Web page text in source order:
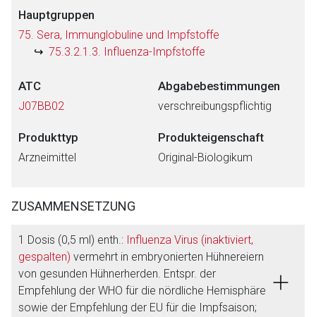
Hauptgruppen
75. Sera, Immunglobuline und Impfstoffe
75.3.2.1.3. Influenza-Impfstoffe
ATC
J07BB02
Abgabebestimmungen
verschreibungspflichtig
Produkttyp
Arzneimittel
Produkteigenschaft
Original-Biologikum
ZUSAMMENSETZUNG
1 Dosis (0,5 ml) enth.: Influenza Virus (inaktiviert,
gespalten) vermehrt in embryonierten Hühnereiern
von gesunden Hühnerherden. Entspr. der
Empfehlung der WHO für die nördliche Hemisphäre
sowie der Empfehlung der EU für die Impfsaison;